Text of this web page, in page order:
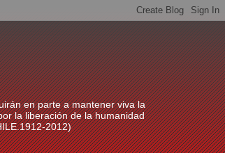
en parte a mantener viva la
la liberación de la humanidad
2012)